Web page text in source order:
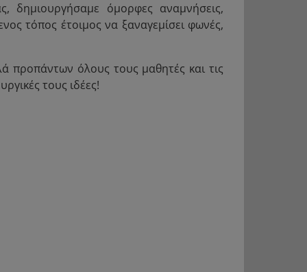
δημιουργήσαμε όμορφες αναμνήσεις,
τόπος έτοιμος να ξαναγεμίσει φωνές,
προπάντων όλους τους μαθητές και τις
τους ιδέες!